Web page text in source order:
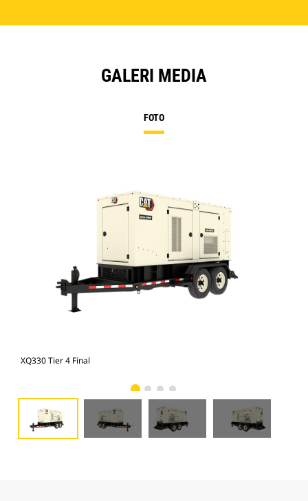
GALERI MEDIA
FOTO
XQ330 Tier 4 Final